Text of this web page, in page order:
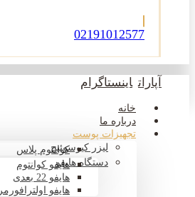
02191012577
آپارات اینستاگرام
خانه
درباره ما
تجهیزات پوست
لیزر کیوسوئیچکوانتوم پلاس
دستگاه هایفوهایفو کوانتوم
هایفو 22 بعدی
هایفو اولترافورمر